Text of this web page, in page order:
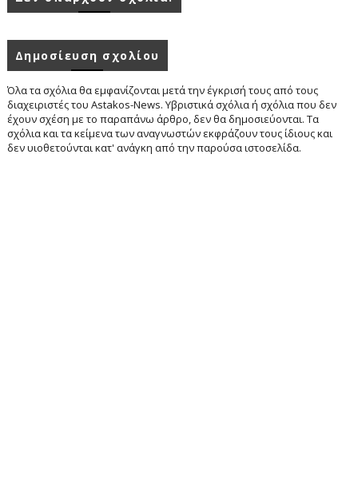
Δημοσίευση σχολίου
Όλα τα σχόλια θα εμφανίζονται μετά την έγκρισή τους από τους
διαχειριστές του Astakos-News. Υβριστικά σχόλια ή σχόλια που δεν
έχουν σχέση με το παραπάνω άρθρο, δεν θα δημοσιεύονται. Τα
σχόλια και τα κείμενα των αναγνωστών εκφράζουν τους ίδιους και
δεν υιοθετούνται κατ' ανάγκη από την παρούσα ιστοσελίδα.